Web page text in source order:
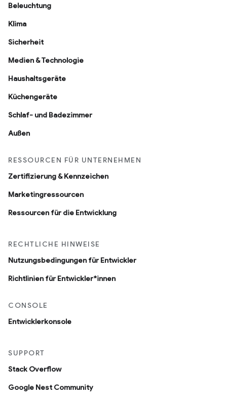
Beleuchtung
Klima
Sicherheit
Medien & Technologie
Haushaltsgeräte
Küchengeräte
Schlaf- und Badezimmer
Außen
RESSOURCEN FÜR UNTERNEHMEN
Zertifizierung & Kennzeichen
Marketingressourcen
Ressourcen für die Entwicklung
RECHTLICHE HINWEISE
Nutzungsbedingungen für Entwickler
Richtlinien für Entwickler*innen
CONSOLE
Entwicklerkonsole
SUPPORT
Stack Overflow
Google Nest Community